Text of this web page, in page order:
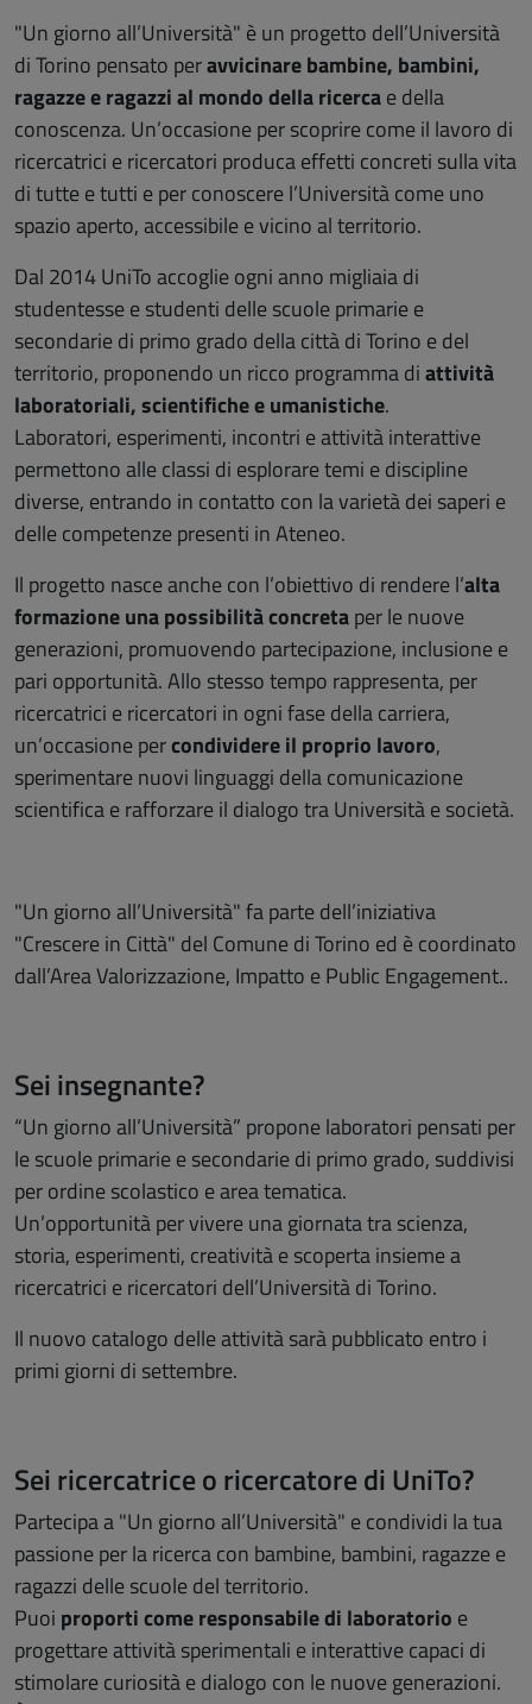
"Un giorno all’Università" è un progetto dell’Università
di Torino pensato peravvicinarebambine, bambini,
ragazze e ragazzial mondo della ricercae della
conoscenza. Un’occasione per scoprire come il lavoro di
ricercatrici e ricercatori produca effetti concreti sulla vita
di tutte e tutti e per conoscere l’Università come uno
spazio aperto, accessibile e vicino al territorio.
Dal 2014 UniTo accoglie ogni anno migliaia di
studentesse e studenti delle scuole primarie e
secondarie di primo grado della città di Torino e del
territorio, proponendo un ricco programma diattività
laboratoriali, scientifiche e umanistiche.
Laboratori, esperimenti, incontri e attività interattive
permettono alle classi di esplorare temi e discipline
diverse, entrando in contatto con la varietà dei saperi e
delle competenze presenti in Ateneo.
Il progetto nasce anche con l’obiettivo di rendere l’alta
formazione una possibilità concretaper le nuove
generazioni, promuovendo partecipazione, inclusione e
pari opportunità. Allo stesso tempo rappresenta, per
ricercatrici e ricercatori in ogni fase della carriera,
un’occasione percondividere il proprio lavoro,
sperimentare nuovi linguaggi della comunicazione
scientifica e rafforzare il dialogo tra Università e società.
"Un giorno all’Università"fa parte dell’iniziativa
"Crescere in Città" del Comune di Torino ed è coordinato
dall’Area Valorizzazione, Impatto e Public Engagement..
Sei insegnante?
“Un giorno all’Università” propone laboratori pensati per
le scuole primarie e secondarie di primo grado, suddivisi
per ordine scolastico e area tematica.
Un’opportunità per vivere una giornata tra scienza,
storia, esperimenti, creatività e scoperta insieme a
ricercatrici e ricercatori dell’Università di Torino.
Il nuovo catalogo delle attività sarà pubblicato entro i
primi giorni di settembre.
Sei ricercatrice o ricercatore di UniTo?
Partecipa a "Un giorno all’Università" e condividi la tua
passione per la ricerca con bambine, bambini, ragazze e
ragazzi delle scuole del territorio.
Puoi proporti come responsabile di laboratorio e
progettare attività sperimentali e interattive capaci di
stimolare curiosità e dialogo con le nuove generazioni.